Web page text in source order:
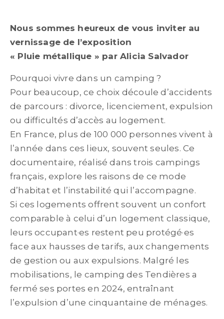
Nous sommes heureux de vous inviter au
vernissage de l’exposition
« Pluie métallique » par Alicia Salvador
Pourquoi vivre dans un camping ?
Pour beaucoup, ce choix découle d’accidents
de parcours : divorce, licenciement, expulsion
ou difficultés d’accès au logement.
En France, plus de 100 000 personnes vivent à
l’année dans ces lieux, souvent seules. Ce
documentaire, réalisé dans trois campings
français, explore les raisons de ce mode
d’habitat et l’instabilité qui l’accompagne.
Si ces logements offrent souvent un confort
comparable à celui d’un logement classique,
leurs occupant·es restent peu protégé·es
face aux hausses de tarifs, aux changements
de gestion ou aux expulsions. Malgré les
mobilisations, le camping des Tendières a
fermé ses portes en 2024, entraînant
l’expulsion d’une cinquantaine de ménages.